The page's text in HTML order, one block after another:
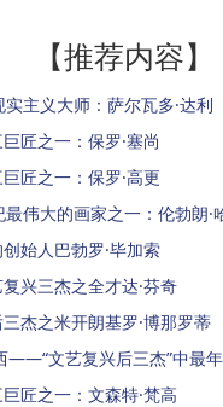
【推荐内容】
主义大师：萨尔瓦多·达利
匠之一：保罗·塞尚
匠之一：保罗·高更
伟大的画家之一：伦勃朗·
始人巴勃罗·毕加索
兴三杰之全才达·芬奇
杰之米开朗基罗·博那罗蒂
——“文艺复兴后三杰”中最
匠之一：文森特·梵高